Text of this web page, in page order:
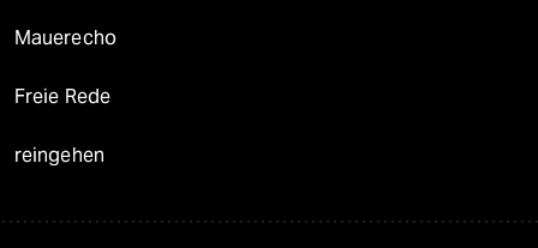
Mauerecho
Freie Rede
reingehen